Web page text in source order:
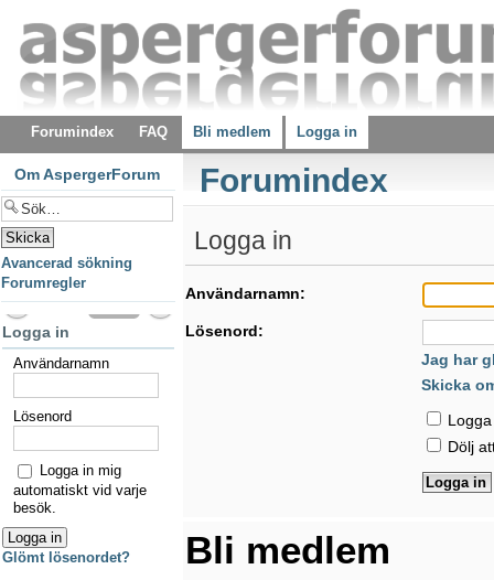
Forumindex FAQ Bli medlem Logga in
Forumindex
Logga in
Användarnamn:
Lösenord:
Jag har
Skicka
Dölj
Bli medlem
Om AspergerForum
Avancerad sökning
Forumregler
Logga in
Användarnamn
Lösenord
Logga in mig
automatiskt vid varje
besök.
Glömt lösenordet?